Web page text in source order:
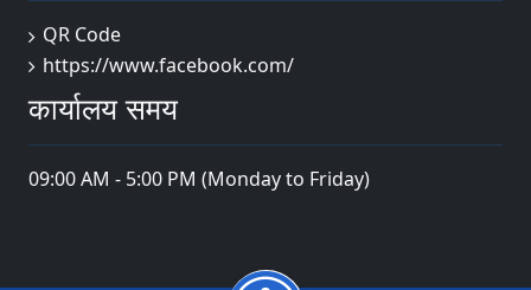
QR Code
https://www.facebook.com/
कार्यालय समय
09:00 AM - 5:00 PM (Monday to Friday)